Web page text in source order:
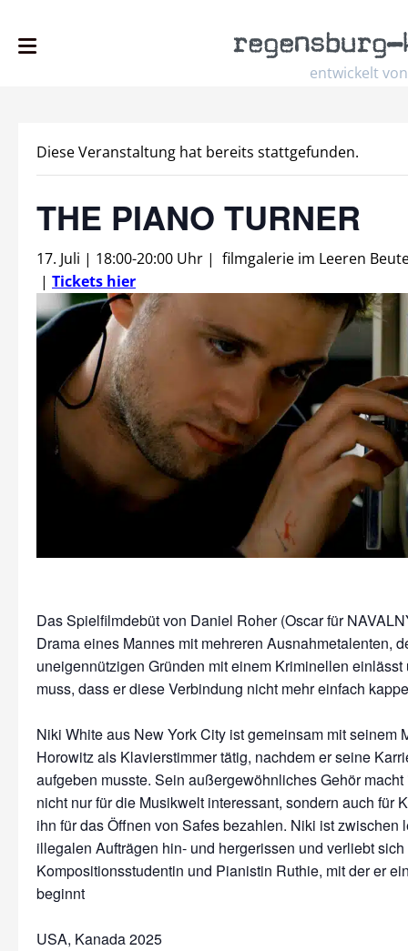
entwickelt von
regensburg–
Diese Veranstaltung hat bereits stattgefunden.
THE PIANO TURNER
17. Juli | 18:00-20:00 Uhr | filmgalerie im Leeren
| Tickets hier
Das Spielfilmdebüt von Daniel Roher (Oscar für
Drama eines Mannes mit mehreren Ausnahmetalenten,
uneigennützigen Gründen mit einem Kriminellen einlässt
muss, dass er diese Verbindung nicht mehr einfach
Niki White aus New York City ist gemeinsam mit seinem
Horowitz als Klavierstimmer tätig, nachdem er seine
aufgeben musste. Sein außergewöhnliches Gehör
nicht nur für die Musikwelt interessant, sondern auch für
ihn für das Öffnen von Safes bezahlen. Niki ist zwischen
illegalen Aufträgen hin- und hergerissen und verliebt
Kompositionsstudentin und Pianistin Ruthie, mit der er
beginnt
USA, Kanada 2025